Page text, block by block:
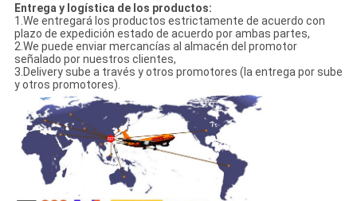
Entrega y logística de los productos:
1.We entregará los productos estrictamente de acuerdo con
plazo de expedición estado de acuerdo por ambas partes,
2.We puede enviar mercancías al almacén del promotor
señalado por nuestros clientes,
3.Delivery sube a través y otros promotores (la entrega por sube
y otros promotores).